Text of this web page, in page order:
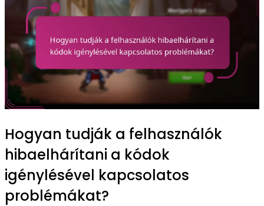
Hogyan tudják a felhasználók
hibaelhárítani a kódok
igénylésével kapcsolatos
problémákat?